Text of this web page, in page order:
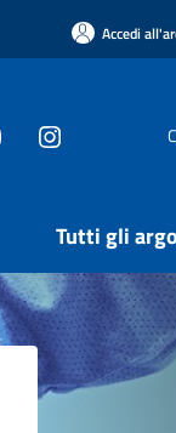
Accedi
Tutti gli